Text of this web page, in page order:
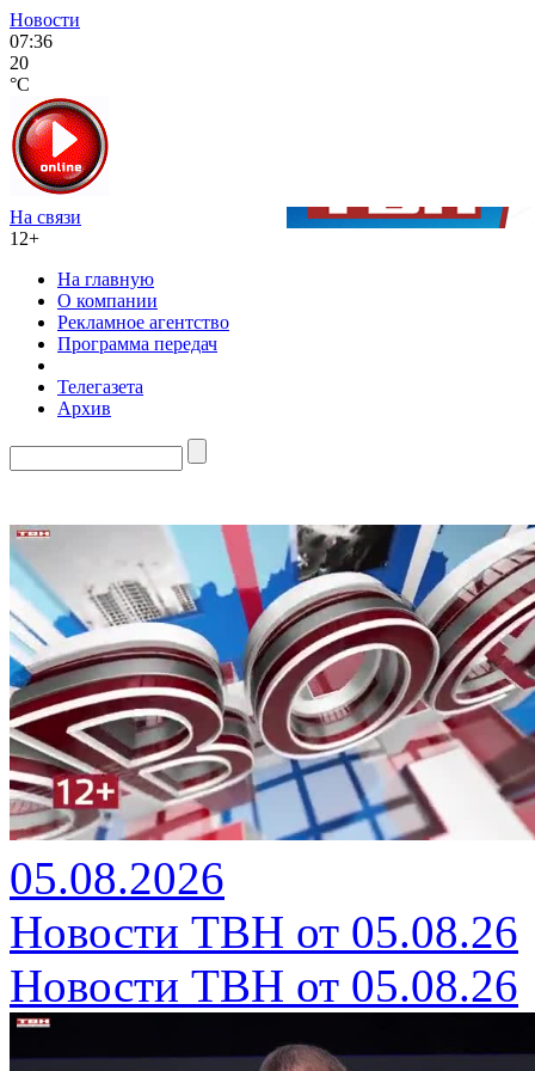
Новости
07:36
20
°C
На связи
12+
На главную
О компании
Рекламное агентство
Программа передач
Телегазета
Архив
05.08.2026
Новости ТВН от 05.08.26
Новости ТВН от 05.08.26